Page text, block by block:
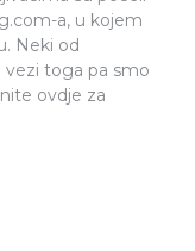
a, u kojem
Neki od
vezi toga pa smo
ovdje za